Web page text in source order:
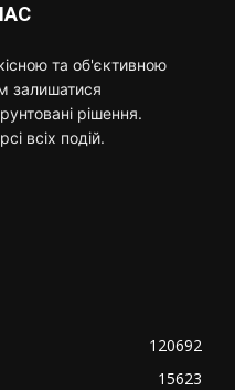
та об'єктивною
залишатися
рішення.
всіх подій.
120692
15623